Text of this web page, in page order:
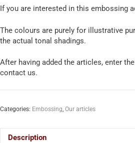
If you are interested in this embossing
The colours are purely for illustrative
the actual tonal shadings.
After having added the articles, enter
contact us.
Categories: Embossing Our articles
Description